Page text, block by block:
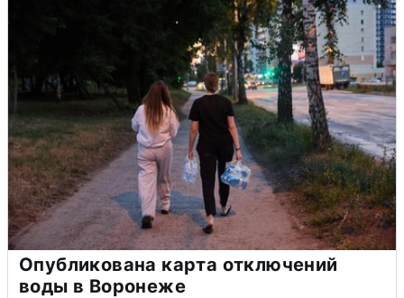
Опубликована карта отключений
воды в Воронеже